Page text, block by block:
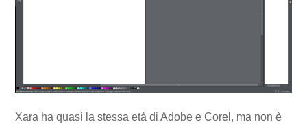
Xara ha quasi la stessa età di Adobe e Corel, ma non è